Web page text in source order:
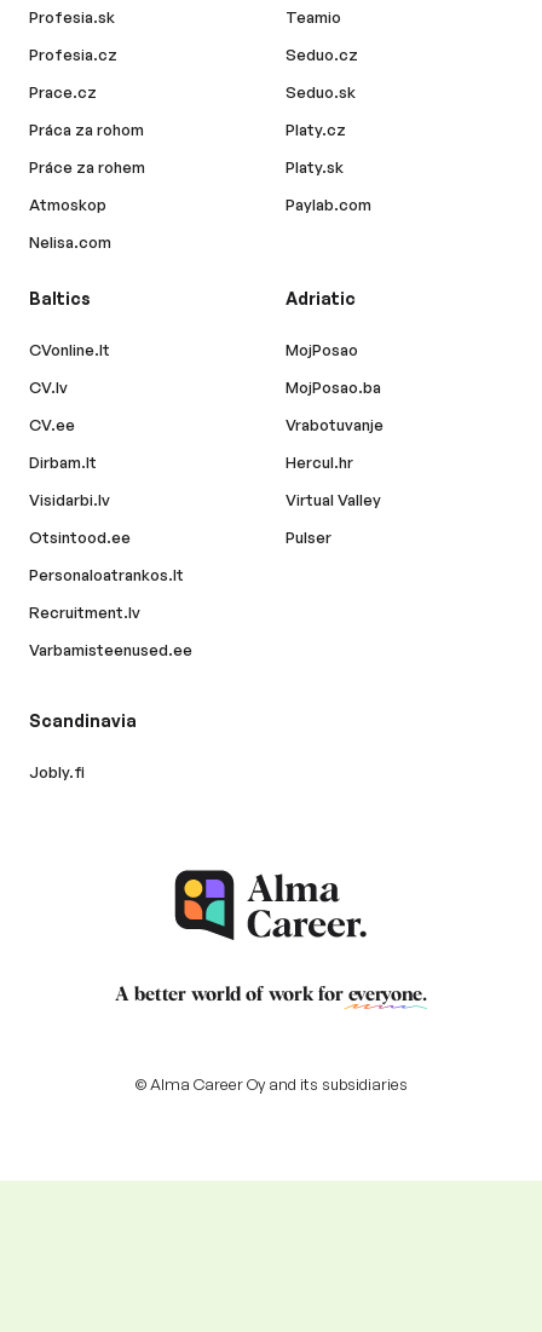
Profesia.sk
Profesia.cz
Prace.cz
Práca za rohom
Práce za rohem
Atmoskop
Nelisa.com
Teamio
Seduo.cz
Seduo.sk
Platy.cz
Platy.sk
Paylab.com
Baltics
CVonline.lt
CV.lv
CV.ee
Dirbam.lt
Visidarbi.lv
Otsintood.ee
Personaloatrankos.lt
Recruitment.lv
Varbamisteenused.ee
Adriatic
MojPosao
MojPosao.ba
Vrabotuvanje
Hercul.hr
Virtual Valley
Pulser
Scandinavia
Jobly.fi
A better world of work for everyone.
© Alma Career Oy and its subsidiaries